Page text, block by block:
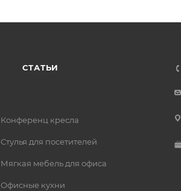
СТАТЬИ
Конференц кресла
Стулья для посетителей
Мягкая мебель для офиса
Офисные кухни